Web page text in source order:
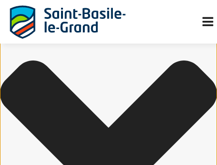
Gérer le consentement aux cookies